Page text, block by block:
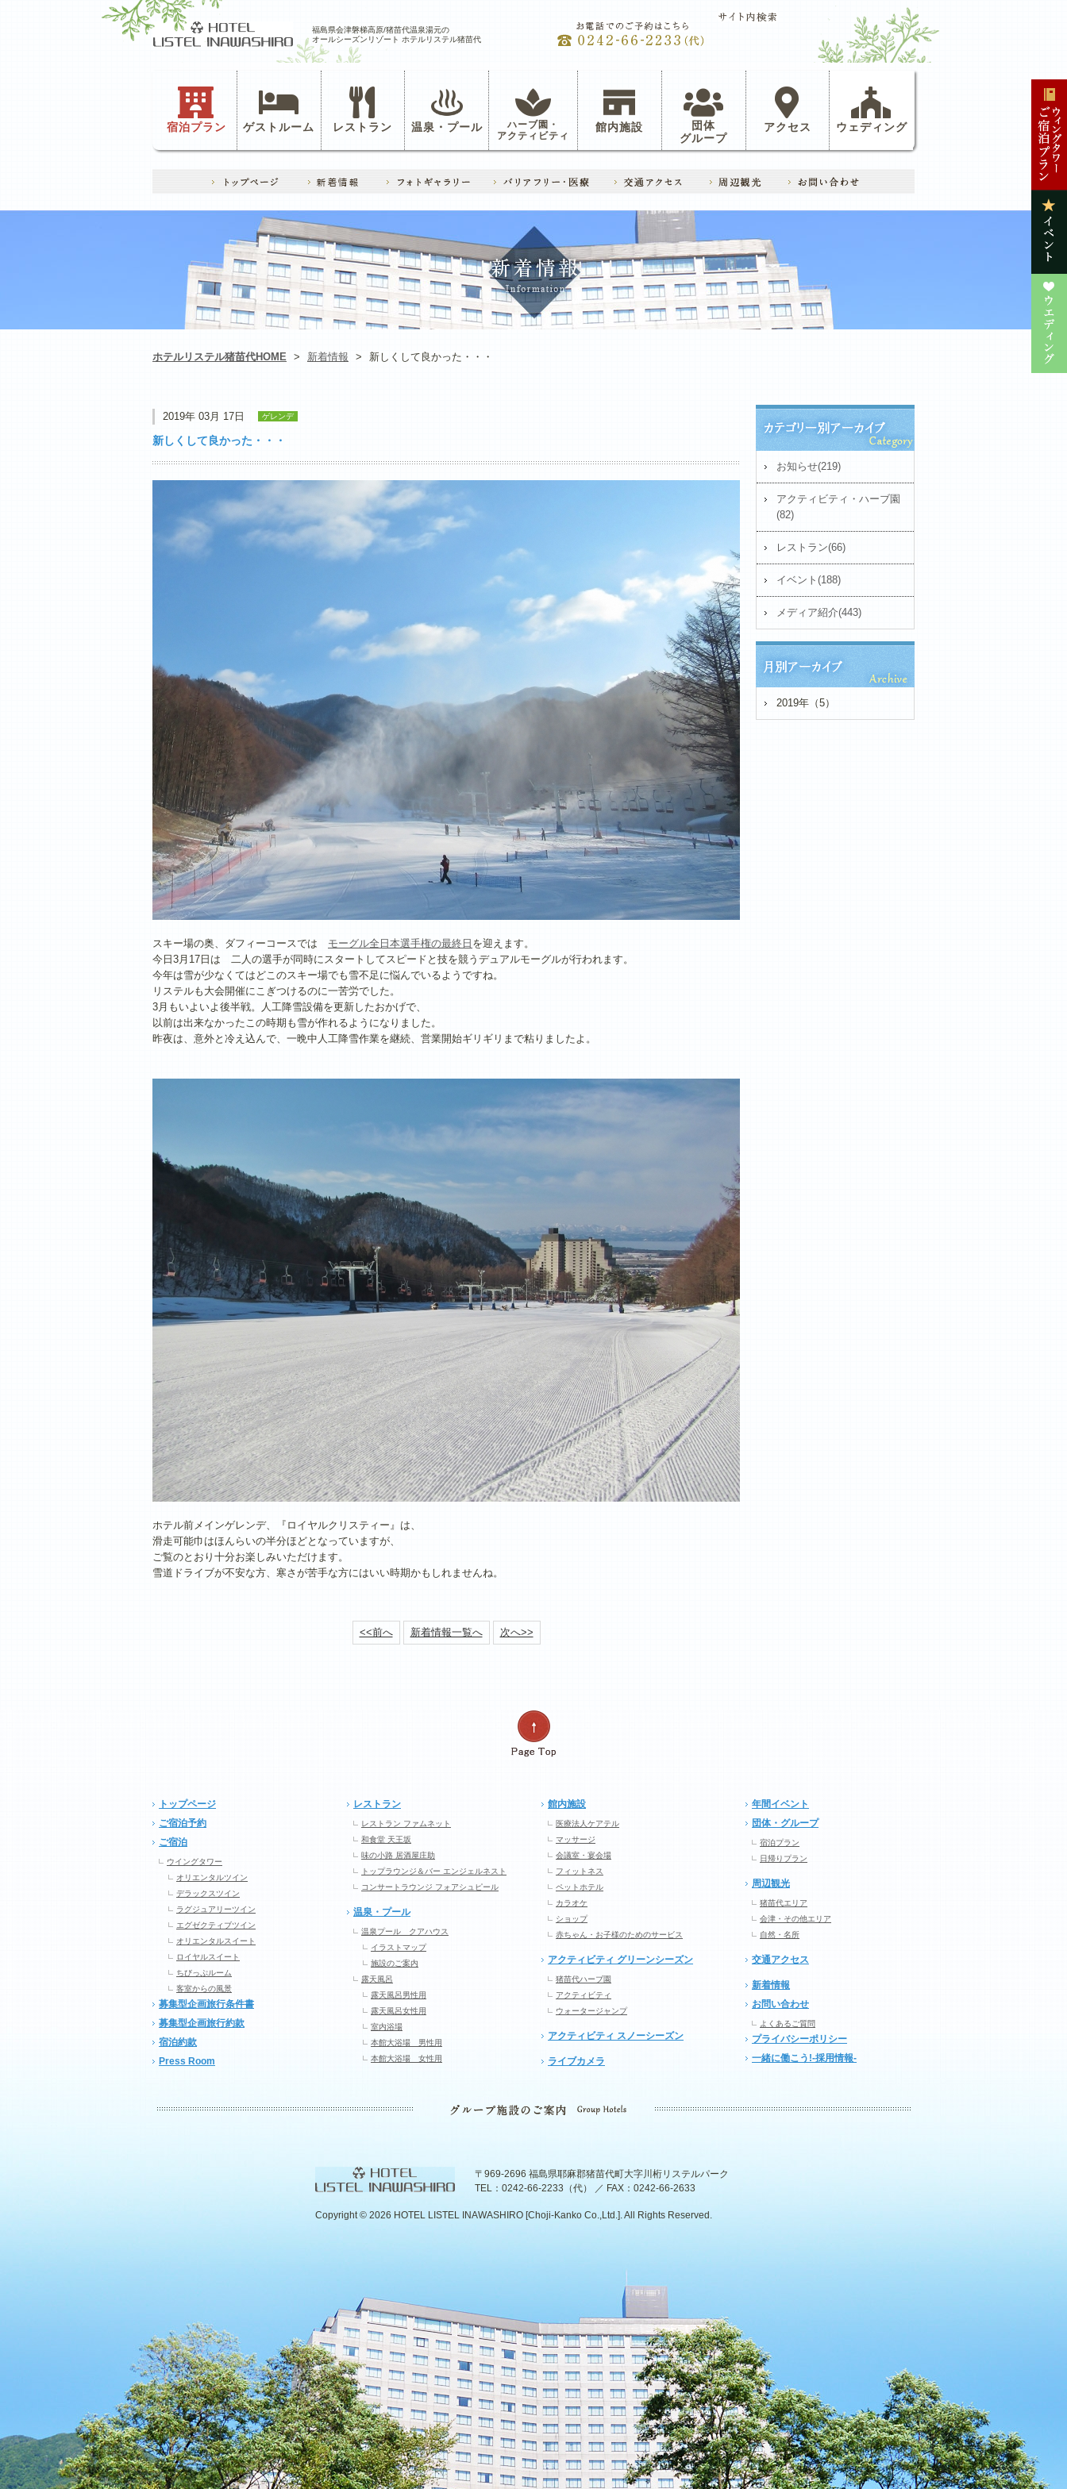
福島県会津磐梯高原/猪苗代温泉湯元の
オールシーズンリゾート ホテルリステル猪苗代
宿泊プラン ゲストルーム レストラン 温泉・プール ハーブ園・
アクティビティ
館内施設
団体
グループ
アクセス ウェディング
ホテルリステル猪苗代HOME > 新着情報 > 新しくして良かった・・・
2019年 03月 17日 ゲレンデ
新しくして良かった・・・
スキー場の奥、ダフィーコースでは モーグル全日本選手権の最終日 を迎えます。
今日3月17日は 二人の選手が同時にスタートしてスピードと技を競うデュアルモーグルが行われます。
今年は雪が少なくてはどこのスキー場でも雪不足に悩んでいるようですね。
リステルも大会開催にこぎつけるのに一苦労でした。
3月もいよいよ後半戦。人工降雪設備を更新したおかげで、
以前は出来なかったこの時期も雪が作れるようになりました。
昨夜は、意外と冷え込んで、一晩中人工降雪作業を継続、営業開始ギリギリまで粘りましたよ。
ホテル前メインゲレンデ、『ロイヤルクリスティー』は、
滑走可能巾はほんらいの半分ほどとなっていますが、
ご覧のとおり十分お楽しみいただけます。
雪道ドライブが不安な方、寒さが苦手な方にはいい時期かもしれませんね。
<<前へ 新着情報一覧へ 次へ>>
お知らせ(219)
アクティビティ・ハーブ園
(82)
レストラン(66)
イベント(188)
メディア紹介(443)
2019年（5）
トップページ
ご宿泊予約
ご宿泊
ウイングタワー
オリエンタルツイン
デラックスツイン
ラグジュアリーツイン
エグゼクティブツイン
オリエンタルスイート
ロイヤルスイート
ちびっぷルーム
客室からの風景
募集型企画旅行条件書
募集型企画旅行約款
宿泊約款
Press Room
レストラン
レストラン ファムネット
和食堂 天王坂
味の小路 居酒屋庄助
トップラウンジ＆バー エンジェルネスト
コンサートラウンジ フォアシュピール
温泉・プール
温泉プール クアハウス
イラストマップ
施設のご案内
露天風呂
露天風呂男性用
露天風呂女性用
室内浴場
本館大浴場 男性用
本館大浴場 女性用
館内施設
医療法人ケアテル
マッサージ
会議室・宴会場
フィットネス
ペットホテル
カラオケ
ショップ
赤ちゃん・お子様のためのサービス
アクティビティ グリーンシーズン
猪苗代ハーブ園
アクティビティ
ウォータージャンプ
アクティビティ スノーシーズン
ライブカメラ
年間イベント
団体・グループ
宿泊プラン
日帰りプラン
周辺観光
猪苗代エリア
会津・その他エリア
自然・名所
交通アクセス
新着情報
お問い合わせ
よくあるご質問
プライバシーポリシー
一緒に働こう!-採用情報-
〒969-2696 福島県耶麻郡猪苗代町大字川桁リステルパーク
TEL：0242-66-2233（代） ／ FAX：0242-66-2633
Copyright © 2026 HOTEL LISTEL INAWASHIRO [Choji-Kanko Co.,Ltd.]. All Rights Reserved.